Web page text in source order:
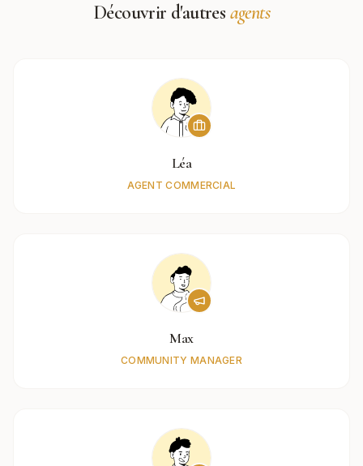
Découvrir d'autres agents
Léa
AGENT COMMERCIAL
Max
COMMUNITY MANAGER